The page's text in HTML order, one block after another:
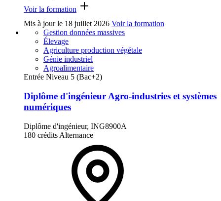
Voir la formation
Mis à jour le 18 juillet 2026 Voir la formation
Gestion données massives
Élevage
Agriculture production végétale
Génie industriel
Agroalimentaire
Entrée Niveau 5 (Bac+2)
Diplôme d'ingénieur Agro-industries et systèmes
numériques
Diplôme d'ingénieur, ING8900A
180 crédits Alternance